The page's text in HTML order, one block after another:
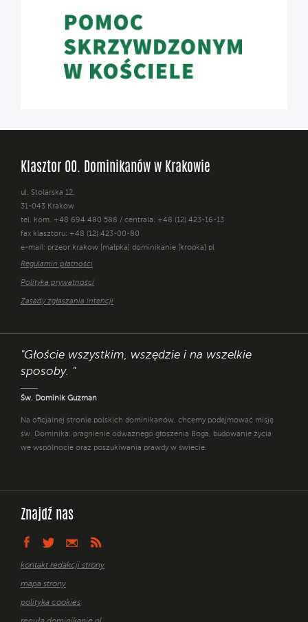
Klasztor OO. Dominikanów w Krakowie
ul. Stolarska 12,
31-043 Kraków
tel. kom. +48 694 480 588 / centrala: +48 (12) 423-16-13
fax klasztoru: +48 (12) 423-00-80
e-mail: przeor.krakow [małpka] dominikanie [kropka] pl
Regulamin płatności
Polityka prywatności
Zasady zgłaszania intencji
"Głoście wszystkim, wszędzie i na wszelkie
sposoby. "
Św. Dominik Guzman
Na oficjalnej stronie polskich dominikanów, chcemy podejmować misję
św. Dominika: pragnienie odważnego głoszenia Boga, budowanie życia
we wspólnocie oraz poszukiwania prawdy w świecie.
Znajdź nas
kontakt redakcji strony
mapa strony
polityka cookies